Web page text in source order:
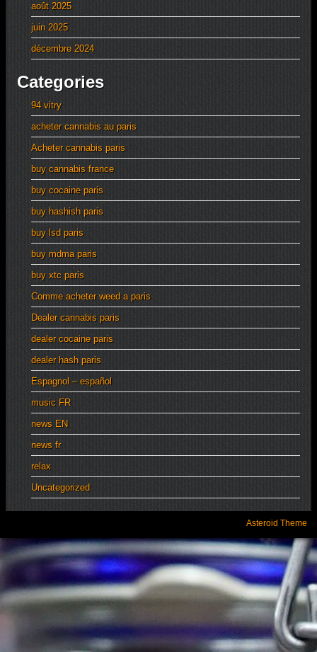
août 2025
juin 2025
décembre 2024
Categories
94 vitry
acheter cannabis au paris
Acheter cannabis paris
buy cannabis france
buy cocaine paris
buy hashish paris
buy lsd paris
buy mdma paris
buy xtc paris
Comme acheter weed a paris
Dealer cannabis paris
dealer cocaine paris
dealer hash paris
Espagnol – español
music FR
news EN
news fr
relax
Uncategorized
Asteroid Theme